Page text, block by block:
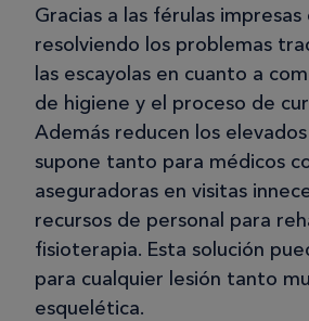
Gracias a las férulas
resolviendo los problemas
las escayolas en cuanto a
de higiene y el proceso de
Además reducen los
supone tanto para médicos
aseguradoras en visitas
recursos de personal para
fisioterapia. Esta solución
para cualquier lesión tanto
esquelética.